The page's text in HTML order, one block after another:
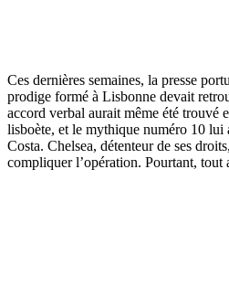
Ces dernières semaines, la presse
prodige formé à Lisbonne devait
accord verbal aurait même été trouvé
lisboète, et le mythique numéro 10 lui
Costa. Chelsea, détenteur de ses
compliquer l’opération. Pourtant, tout